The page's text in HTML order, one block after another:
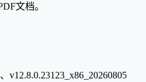
文档。
v12.8.0.23123_x86_20260805